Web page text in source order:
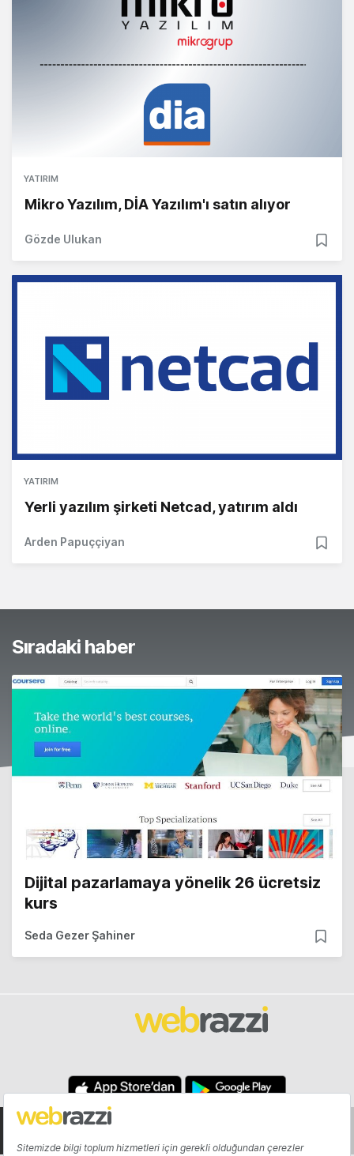
YATIRIM
Mikro Yazılım, DİA Yazılım'ı satın alıyor
Gözde Ulukan
YATIRIM
Yerli yazılım şirketi Netcad, yatırım aldı
Arden Papuççiyan
Sıradaki haber
Dijital pazarlamaya yönelik 26 ücretsiz
kurs
Seda Gezer Şahiner